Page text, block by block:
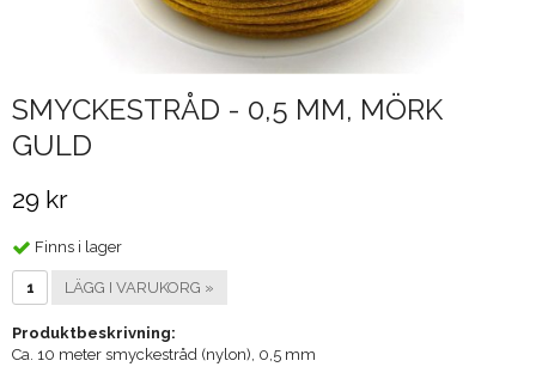
SMYCKESTRÅD - 0,5 MM, MÖRK
GULD
29 kr
Finns i lager
LÄGG I VARUKORG »
Produktbeskrivning:
Ca. 10 meter smyckestråd (nylon), 0,5 mm